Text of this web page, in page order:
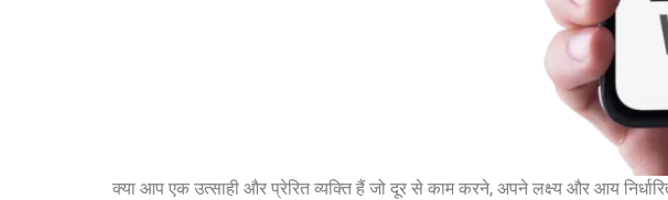
क्या आप एक उत्साही और प्रेरित व्यक्ति हैं जो दूर से काम करने, अपने लक्ष्य और आय